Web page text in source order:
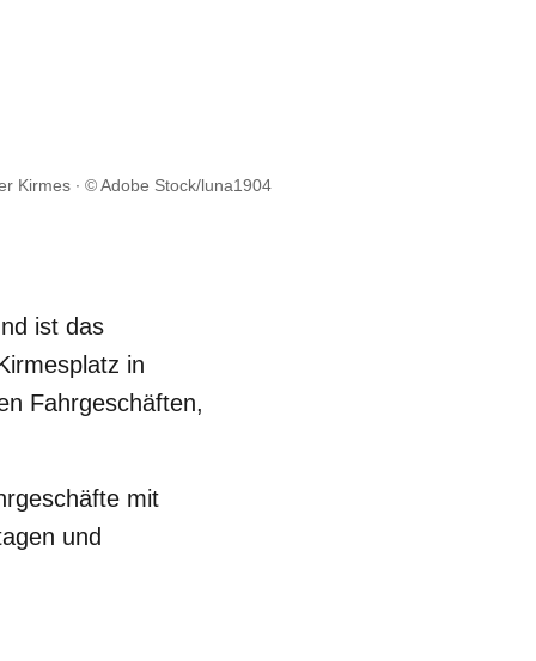
Kirmes © Adobe Stock/luna1904
ist das
in
Fahrgeschäften,
mit
und